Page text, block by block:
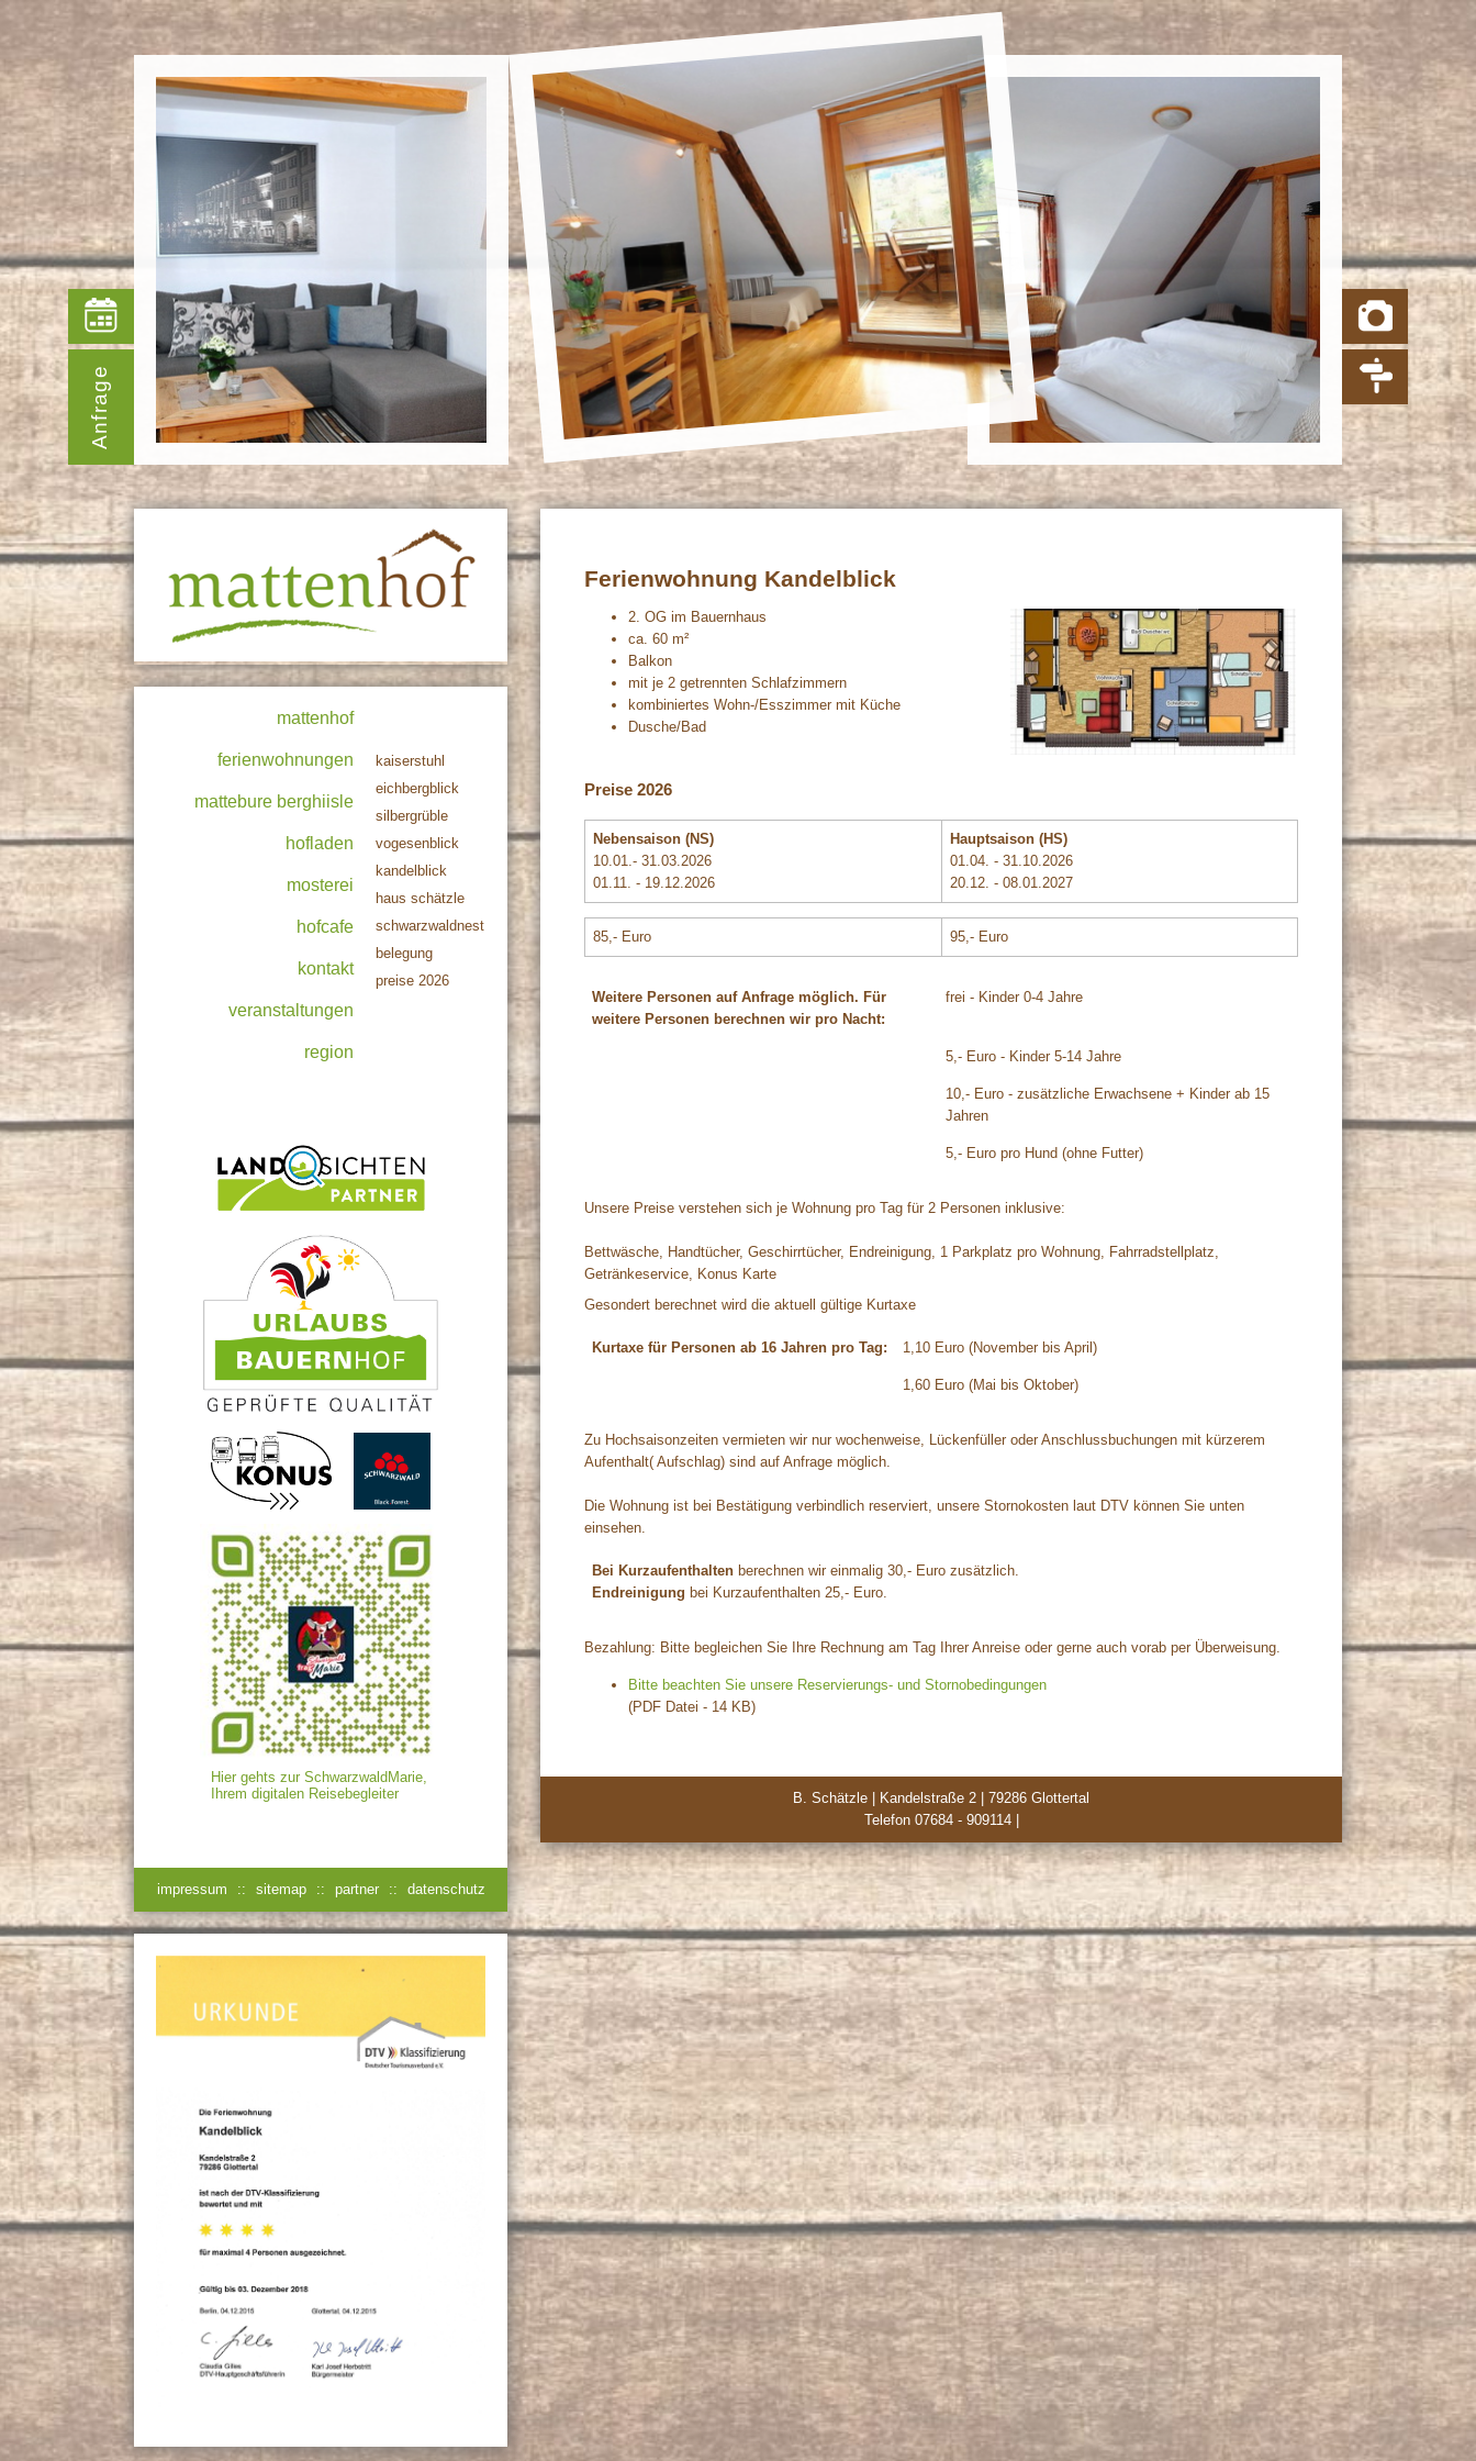
Anfrage
mattenhof
kaiserstuhl
eichbergblick
silbergrüble
vogesenblick
kandelblick
haus schätzle
schwarzwaldnest
belegung
preise 2026
ferienwohnungen
mattebure berghiisle
hofladen
mosterei
hofcafe
kontakt
veranstaltungen
region
Hier gehts zur SchwarzwaldMarie,
Ihrem digitalen Reisebegleiter
impressum :: sitemap :: partner :: datenschutz
Ferienwohnung Kandelblick
2. OG im Bauernhaus
ca. 60 m²
Balkon
mit je 2 getrennten Schlafzimmern
kombiniertes Wohn-/Esszimmer mit Küche
Dusche/Bad
Preise 2026
Nebensaison (NS)
10.01.- 31.03.2026
01.11. - 19.12.2026
Hauptsaison (HS)
01.04. - 31.10.2026
20.12. - 08.01.2027
85,- Euro 95,- Euro
Weitere Personen auf Anfrage möglich. Für
weitere Personen berechnen wir pro Nacht:
frei - Kinder 0-4 Jahre
5,- Euro - Kinder 5-14 Jahre
10,- Euro - zusätzliche Erwachsene + Kinder ab 15
Jahren
5,- Euro pro Hund (ohne Futter)
Unsere Preise verstehen sich je Wohnung pro Tag für 2 Personen inklusive:
Bettwäsche, Handtücher, Geschirrtücher, Endreinigung, 1 Parkplatz pro Wohnung, Fahrradstellplatz,
Getränkeservice, Konus Karte
Gesondert berechnet wird die aktuell gültige Kurtaxe
Kurtaxe für Personen ab 16 Jahren pro Tag: 1,10 Euro (November bis April)
1,60 Euro (Mai bis Oktober)
Zu Hochsaisonzeiten vermieten wir nur wochenweise, Lückenfüller oder Anschlussbuchungen mit kürzerem
Aufenthalt( Aufschlag) sind auf Anfrage möglich.
Die Wohnung ist bei Bestätigung verbindlich reserviert, unsere Stornokosten laut DTV können Sie unten
einsehen.
Bei Kurzaufenthalten berechnen wir einmalig 30,- Euro zusätzlich.
Endreinigung bei Kurzaufenthalten 25,- Euro.
Bezahlung: Bitte begleichen Sie Ihre Rechnung am Tag Ihrer Anreise oder gerne auch vorab per Überweisung.
Bitte beachten Sie unsere Reservierungs- und Stornobedingungen
(PDF Datei - 14 KB)
B. Schätzle Kandelstraße 2
79286 Glottertal
Telefon 07684 - 909114|